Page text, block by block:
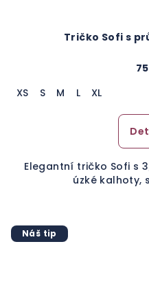
Tričko Sofi s
XS
S M L XL
Elegantní tričko Sofi s
úzké kalhoty,
Náš tip